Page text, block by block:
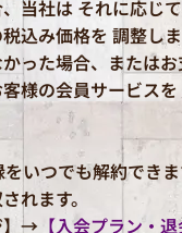
当社は それに応じ
込み価格を 調整し
った場合、または
様の会員サービス
いつでも解約でき
れます。
】→ 【入会プラン・退